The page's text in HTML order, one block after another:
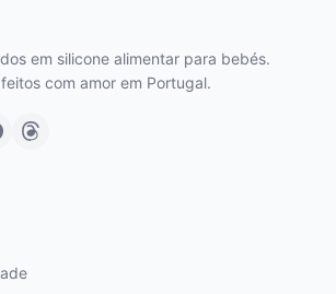
em silicone alimentar para bebés.
com amor em Portugal.